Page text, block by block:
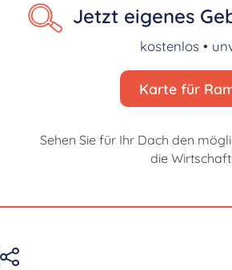
Jetzt eigenes
kostenlos •
Karte für
Sehen Sie für Ihr Dach den
die